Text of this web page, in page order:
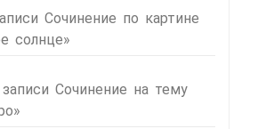
Сочинение по картине
солнце»
Сочинение на тему